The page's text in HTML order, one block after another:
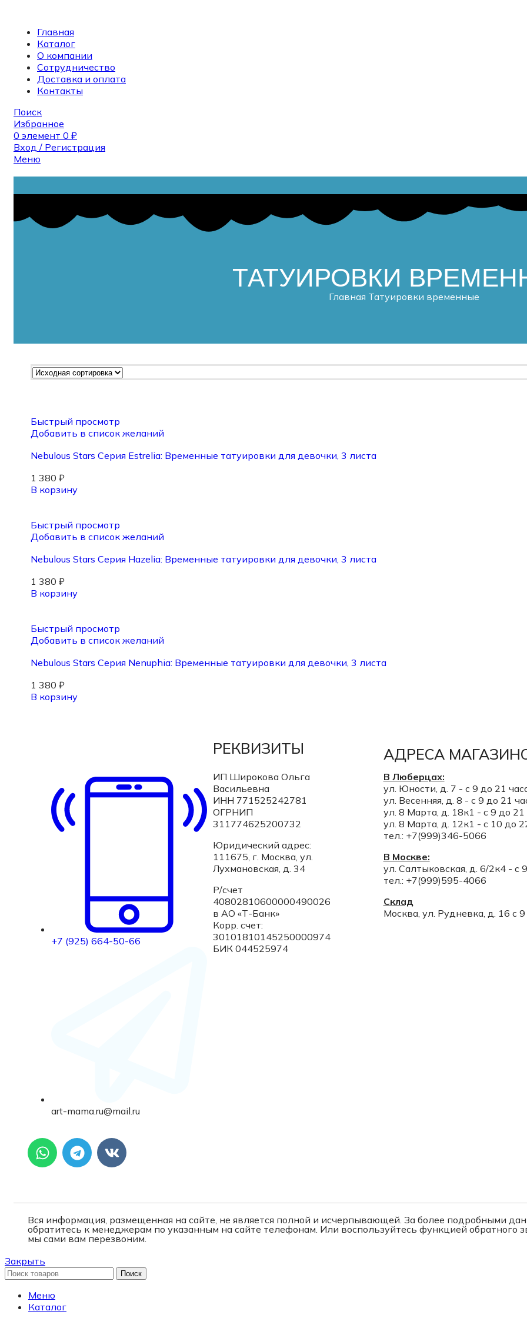
Главная
Каталог
О компании
Сотрудничество
Доставка и оплата
Контакты
Поиск
Избранное
0 элемент 0 ₽
Вход / Регистрация
Меню
0элемент 0₽
ТАТУИРОВКИ
Главная Татуировки временные
Быстрый просмотр
Добавить в список желаний
Nebulous Stars Серия Estrelia: Временные татуировки для девочки, 3 листа
1 380 ₽
В корзину
Быстрый просмотр
Добавить в список желаний
Nebulous Stars Серия Hazelia: Временные татуировки для девочки, 3 листа
1 380 ₽
В корзину
Быстрый просмотр
Добавить в список желаний
Nebulous Stars Серия Nenuphia: Временные татуировки для девочки, 3 листа
1 380 ₽
В корзину
+7 (925) 664-50-66
art-mama.ru@mail.ru
РЕКВИЗИТЫ
ИП Широкова Ольга
Васильевна
ИНН 771525242781
ОГРНИП
311774625200732
Юридический адрес:
111675, г. Москва, ул.
Лухмановская, д. 34
Р/счет
40802810600000490026
в АО «Т-Банк»
Корр. счет:
30101810145250000974
БИК 044525974
АДРЕСА
В Люберцах:
ул. Юности, д. 7 - с 9 до 21
ул. Весенняя, д. 8 - с 9 до 21
ул. 8 Марта, д. 18к1 - с 9 до 21
ул. 8 Марта, д. 12к1 - с 10 до
тел.: +7(999)346-5066
В Москве:
ул. Салтыковская, д. 6/2к4 - с
тел.: +7(999)595-4066
Склад
Москва, ул. Рудневка, д. 16 с
Вся информация, размещенная на сайте, не является полной и исчерпывающей. За более подробными
обратитесь к менеджерам по указанным на сайте телефонам. Или воспользуйтесь функцией обратного
мы сами вам перезвоним.
Закрыть
Поиск
Меню
Каталог